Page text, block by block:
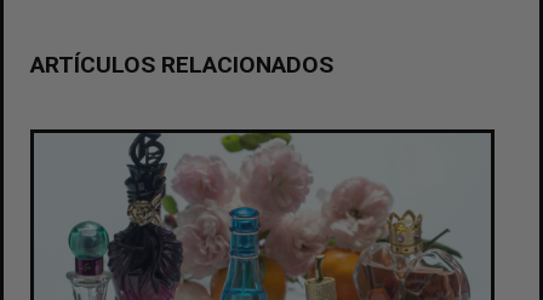
ARTÍCULOS RELACIONADOS